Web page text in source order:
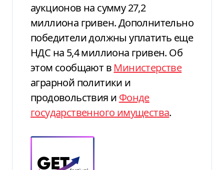
аукционов на сумму 27,2
миллиона гривен. Дополнительно
победители должны уплатить еще
НДС на 5,4 миллиона гривен. Об
этом сообщают в Министерстве
аграрной политики и
продовольствия и Фонде
государственного имущества.